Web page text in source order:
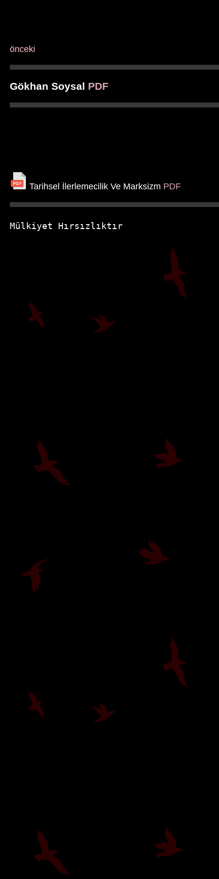
önceki
Gökhan Soysal PDF
Tarihsel İlerlemecilik Ve Marksizm PDF
Mülkiyet Hırsızlıktır